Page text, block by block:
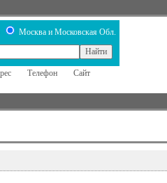
Москва и Московская Обл.
Телефон Сайт